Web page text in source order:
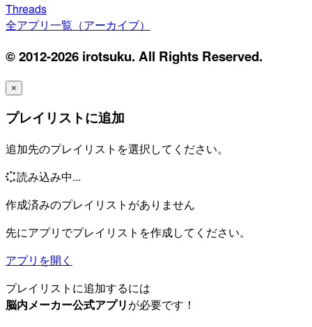
Threads
全アプリ一覧（アーカイブ）
© 2012-2026 irotsuku. All Rights Reserved.
×
プレイリストに追加
追加先のプレイリストを選択してください。
読み込み中...
作成済みのプレイリストがありません
先にアプリでプレイリストを作成してください。
アプリを開く
プレイリストに追加するには
脳内メーカー公式アプリが必要です！